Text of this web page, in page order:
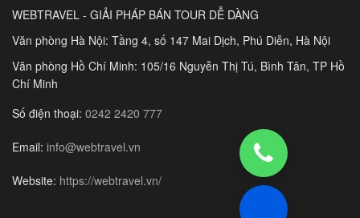
WEBTRAVEL - GIẢI PHÁP BÁN TOUR DỄ DÀNG
Văn phòng Hà Nội: Tầng 4, số 147 Mai Dịch, Phú Diễn, Hà Nội
Văn phòng Hồ Chí Minh: 105/16 Nguyễn Thị Tú, Bình Tân, TP Hồ
Chí Minh
Số điện thoại: 0242 2420 777
Email: info@webtravel.vn
Website: https://webtravel.vn/